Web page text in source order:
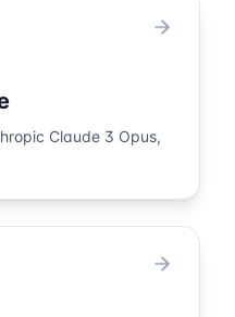
Claude 3 Opus,